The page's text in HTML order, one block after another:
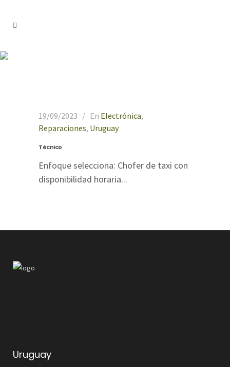
19/09/2023 En Electrónica,
Reparaciones, Uruguay
Técnico
Enfoque selecciona: Chofer de taxi con
disponibilidad horaria...
Uruguay